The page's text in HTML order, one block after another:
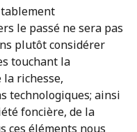
le passé ne sera pas
plutôt considérer
touchant la
la richesse,
technologiques; ainsi
foncière, de la
ces éléments nous